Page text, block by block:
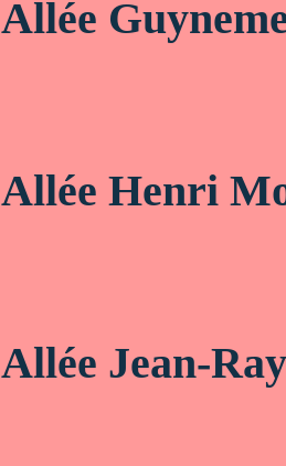
Allée
Allée Henri
Allée Jean-